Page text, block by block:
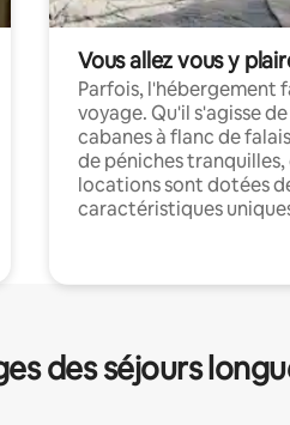
Vous allez vous y
Parfois, l'hébergement
voyage. Qu'il s'agisse de
cabanes à flanc de
de péniches tranquilles,
locations sont dotées
caractéristiques
des séjours